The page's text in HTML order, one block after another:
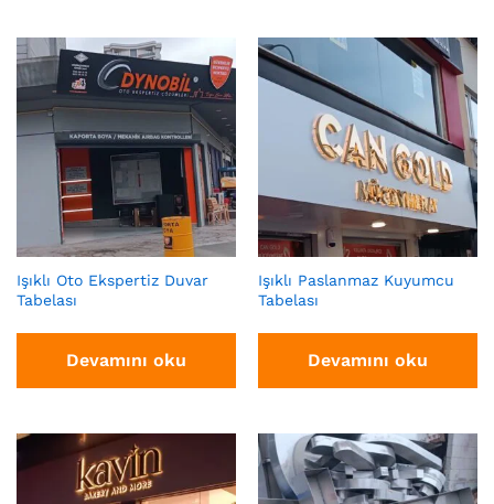
Işıklı Oto Ekspertiz Duvar
Tabelası
Devamını oku
Işıklı Paslanmaz Kuyumcu
Tabelası
Devamını oku